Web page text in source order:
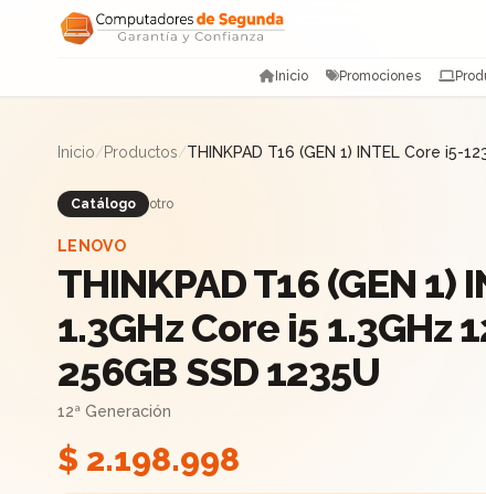
Saltar al contenido
Inicio Promociones
Inicio/Productos/THINKPAD T16 (GEN 1) INTEL Core i5-
Catálogo otro
LENOVO
THINKPAD T16 (GEN 1)
1.3GHz Core i5 1.3GHz
256GB SSD 1235U
12ª Generación
$ 2.198.998